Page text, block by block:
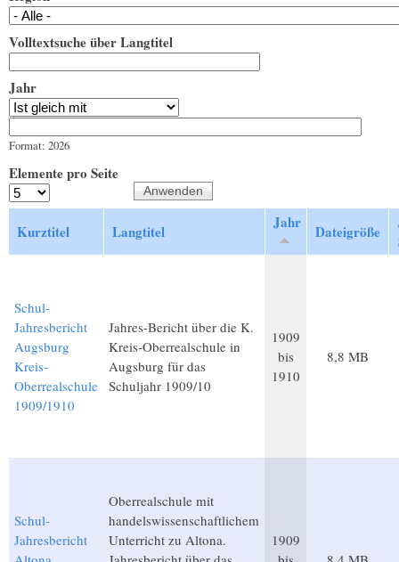
Volltextsuche über Langtitel
Jahr
Format: 2026
Elemente pro Seite
Kurztitel Langtitel Jahr Dateigröße
Schul-
Jahresbericht
Augsburg
Kreis-
Oberrealschule
1909/1910
Jahres-Bericht über die K.
Kreis-Oberrealschule in
Augsburg für das
Schuljahr 1909/10
1909
bis
1910
8,8 MB
Schul-
Jahresbericht
Oberrealschule mit
handelswissenschaftlichem
Unterricht zu Altona.
1909